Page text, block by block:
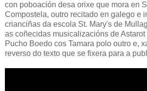
con poboación desa orixe que mora en
Compostela, outro recitado en galego e
crianciñas da escola St. Mary's de
as coñecidas musicalizacións de
Pucho Boedo cos Tamara polo outro e,
reverso do texto que se fixera para a